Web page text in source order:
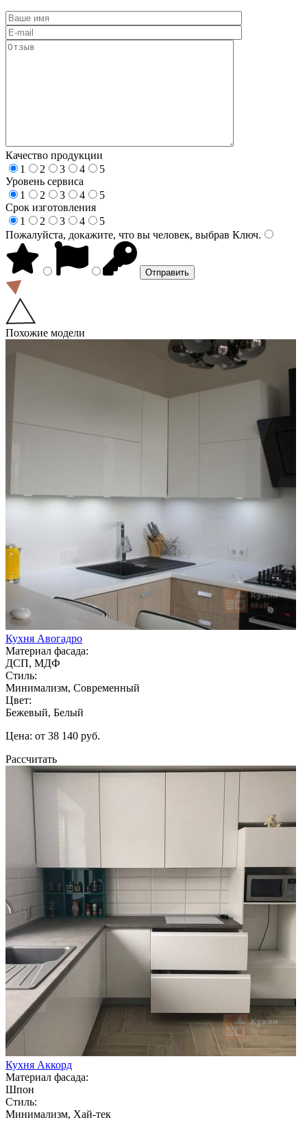
Качество продукции
1
2 3 4
5
Уровень сервиса
1
2 3 4
5
Срок изготовления
1
2 3 4
5
Пожалуйста, докажите, что вы человек, выбрав Ключ.
Похожие модели
Кухня Авогадро
Материал фасада:
ДСП, МДФ
Стиль:
Минимализм, Современный
Цвет:
Бежевый, Белый
Цена: от 38 140 руб.
Рассчитать
Кухня Аккорд
Материал фасада:
Шпон
Стиль:
Минимализм, Хай-тек